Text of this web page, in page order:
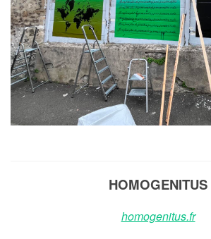
HOMOGENITUS
homogenitus.fr